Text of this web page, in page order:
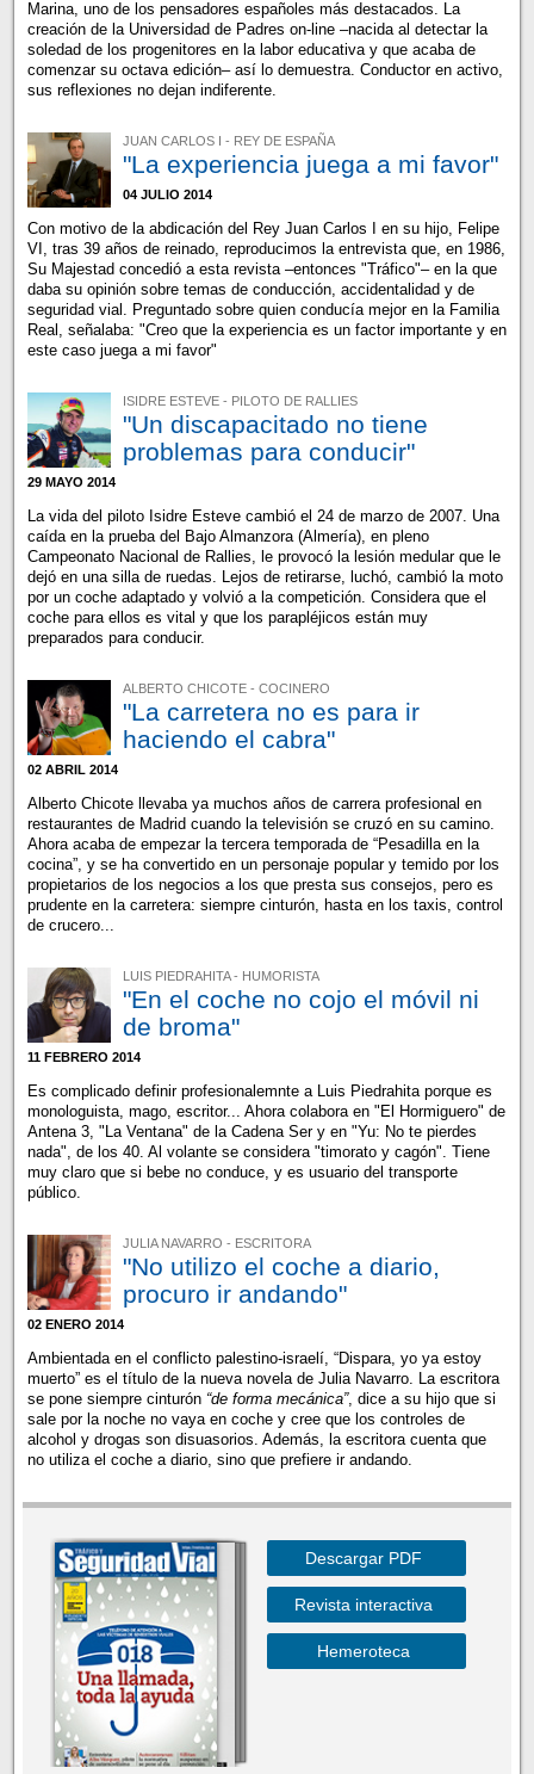
Marina, uno de los pensadores españoles más destacados. La
creación de la Universidad de Padres on-line –nacida al detectar la
soledad de los progenitores en la labor educativa y que acaba de
comenzar su octava edición– así lo demuestra. Conductor en activo,
sus reflexiones no dejan indiferente.
JUAN CARLOS I - REY DE ESPAÑA
"La experiencia juega a mi favor"
04 JULIO 2014
Con motivo de la abdicación del Rey Juan Carlos I en su hijo, Felipe
VI, tras 39 años de reinado, reproducimos la entrevista que, en 1986,
Su Majestad concedió a esta revista –entonces "Tráfico"– en la que
daba su opinión sobre temas de conducción, accidentalidad y de
seguridad vial. Preguntado sobre quien conducía mejor en la Familia
Real, señalaba: "Creo que la experiencia es un factor importante y en
este caso juega a mi favor"
ISIDRE ESTEVE - PILOTO DE RALLIES
"Un discapacitado no tiene
problemas para conducir"
29 MAYO 2014
La vida del piloto Isidre Esteve cambió el 24 de marzo de 2007. Una
caída en la prueba del Bajo Almanzora (Almería), en pleno
Campeonato Nacional de Rallies, le provocó la lesión medular que le
dejó en una silla de ruedas. Lejos de retirarse, luchó, cambió la moto
por un coche adaptado y volvió a la competición. Considera que el
coche para ellos es vital y que los parapléjicos están muy
preparados para conducir.
ALBERTO CHICOTE - COCINERO
"La carretera no es para ir
haciendo el cabra"
02 ABRIL 2014
Alberto Chicote llevaba ya muchos años de carrera profesional en
restaurantes de Madrid cuando la televisión se cruzó en su camino.
Ahora acaba de empezar la tercera temporada de “Pesadilla en la
cocina”, y se ha convertido en un personaje popular y temido por los
propietarios de los negocios a los que presta sus consejos, pero es
prudente en la carretera: siempre cinturón, hasta en los taxis, control
de crucero...
LUIS PIEDRAHITA - HUMORISTA
"En el coche no cojo el móvil ni
de broma"
11 FEBRERO 2014
Es complicado definir profesionalemnte a Luis Piedrahita porque es
monologuista, mago, escritor... Ahora colabora en "El Hormiguero" de
Antena 3, "La Ventana" de la Cadena Ser y en "Yu: No te pierdes
nada", de los 40. Al volante se considera "timorato y cagón". Tiene
muy claro que si bebe no conduce, y es usuario del transporte
público.
JULIA NAVARRO - ESCRITORA
"No utilizo el coche a diario,
procuro ir andando"
02 ENERO 2014
Ambientada en el conflicto palestino-israelí, “Dispara, yo ya estoy
muerto” es el título de la nueva novela de Julia Navarro. La escritora
se pone siempre cinturón “de forma mecánica”, dice a su hijo que si
sale por la noche no vaya en coche y cree que los controles de
alcohol y drogas son disuasorios. Además, la escritora cuenta que
no utiliza el coche a diario, sino que prefiere ir andando.
Descargar PDF
Revista interactiva
Hemeroteca